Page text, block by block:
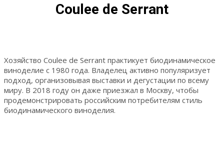
Coulee de Serrant
Хозяйство Coulee de Serrant практикует биодинамическое
виноделие с 1980 года. Владелец активно популяризует
подход, организовывая выставки и дегустации по всему
миру. В 2018 году он даже приезжал в Москву, чтобы
продемонстрировать российским потребителям стиль
биодинамического виноделия.